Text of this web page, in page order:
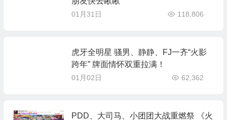
01月31日 118,806
虎牙全明星 骚男、静静、FJ一齐“火影
跨年” 牌面情怀双重拉满！
01月02日 62,362
PDD、大司马、小团团大战重燃祭 《火